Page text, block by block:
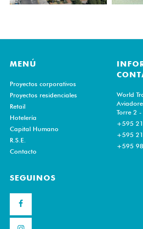
MENÚ
Proyectos corporativos
Proyectos residenciales
Retail
Hotelería
Capital Humano
R.S.E.
Contacto
World
Torre 2 -
+595
+595
+595
SEGUINOS